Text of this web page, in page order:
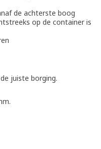
de achterste boog
op de container is
juiste borging.